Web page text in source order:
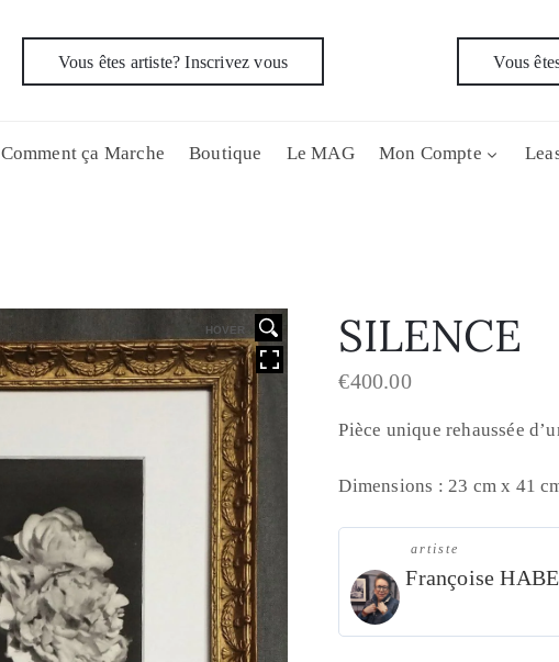
Vous êtes artiste? Inscrivez vous Vous
Comment ça Marche Boutique Le MAG Mon Compte
HOVER SILENCE
€400.00
Pièce unique rehaussée
Dimensions : 23 cm x 41
artiste
Françoise